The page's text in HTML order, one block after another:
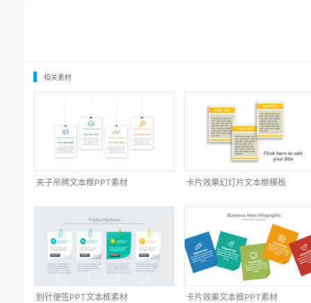
相关素材
夹子吊牌文本框PPT素材 卡片效果幻灯片文本框模板
别针便签PPT文本框素材 卡片效果文本框PPT素材